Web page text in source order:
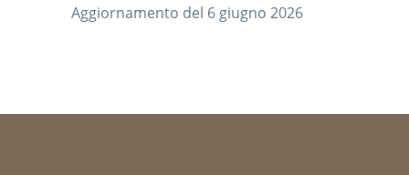
Aggiornamento del 6 giugno 2026